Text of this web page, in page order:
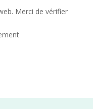
Merci de vérifier